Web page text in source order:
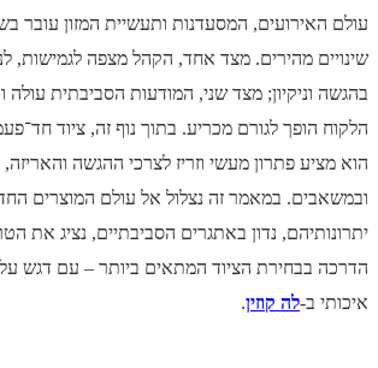
עולם האירועים, המסעדנות ותעשיית המזון עובר
שינויים מהירים. מצד אחד, הקהל מצפה לגמישות,
בהגשה וניקיון; מצד שני, המודעות הסביבתית עולה
הלקוח הופך לגורם מכריע. בתוך נוף זה, ציוד
הוא מציע פתרון מעשי וזריז לצרכי ההגשה והאריזה,
ובמשאבים. במאמר זה נצלול אל עולם המוצרים
יתרונותיהם, נדון באתגרים הסביבתיים, נציג את
הדרכה בבחירת הציוד המתאים ביותר – עם דגש על
איכותי ב-לה קוזין.